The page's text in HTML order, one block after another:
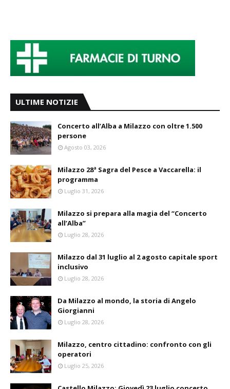
ULTIME NOTIZIE
Concerto all’Alba a Milazzo con oltre 1.500
persone
Agosto 03, 2026
Milazzo 28ª Sagra del Pesce a Vaccarella: il
programma
Luglio 31, 2026
Milazzo si prepara alla magia del “Concerto
all’Alba”
Luglio 28, 2026
Milazzo dal 31 luglio al 2 agosto capitale sport
inclusivo
Luglio 28, 2026
Da Milazzo al mondo, la storia di Angelo
Giorgianni
Luglio 28, 2026
Milazzo, centro cittadino: confronto con gli
operatori
Luglio 25, 2026